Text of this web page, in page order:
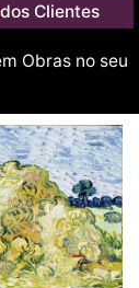
Clientes
Obras no seu